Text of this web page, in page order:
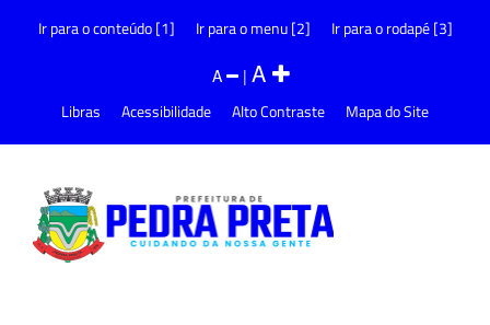
Ir para o conteúdo [1] Ir para o menu [2] Ir para o rodapé [3]
A |A
Libras Acessibilidade Alto Contraste Mapa do Site